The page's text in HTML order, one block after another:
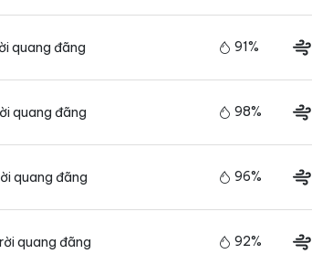
quang đãng 91%
quang đãng 98%
quang đãng 96%
quang đãng 92%